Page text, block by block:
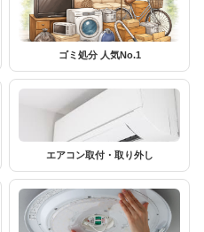
ゴミ処分 人気No.1
エアコン取付・取り外し